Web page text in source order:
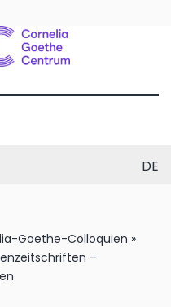
DE
Goethe-Colloquien »
–